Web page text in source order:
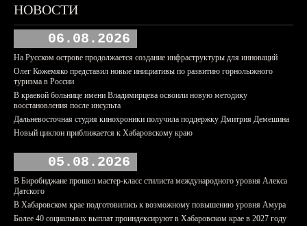
НОВОСТИ
06.08.2026
На Русском острове продолжается создание инфраструктуры для инноваций
Олег Кожемяко представил новые инициативы по развитию горнолыжного
туризма в России
В краевой больнице имени Владимирцева освоили новую методику
восстановления после инсульта
Дальневосточная студия кинохроники получила поддержку Дмитрия Демешина
Новый циклон приближается к Хабаровскому краю
05.08.2026
В Биробиджане прошел мастер-класс стилиста международного уровня Алекса
Датского
В Хабаровском крае подготовились к возможному повышению уровня Амура
Более 40 социальных выплат проиндексируют в Хабаровском крае в 2027 году